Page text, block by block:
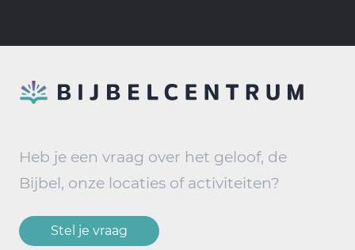
Heb je een vraag over het geloof, de
Bijbel, onze locaties of activiteiten?
Stel je vraag